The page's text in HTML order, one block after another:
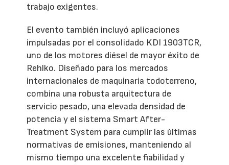
trabajo exigentes.
El evento también incluyó aplicaciones
impulsadas por el consolidado KDI 1903TCR,
uno de los motores diésel de mayor éxito de
Rehlko. Diseñado para los mercados
internacionales de maquinaria todoterreno,
combina una robusta arquitectura de
servicio pesado, una elevada densidad de
potencia y el sistema Smart After-
Treatment System para cumplir las últimas
normativas de emisiones, manteniendo al
mismo tiempo una excelente fiabilidad y